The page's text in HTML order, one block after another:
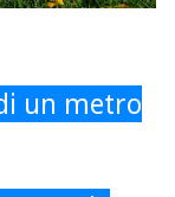
un metro